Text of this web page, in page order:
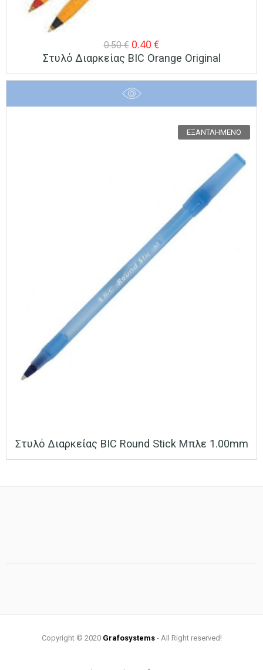
0.50€ Original
price
was:
0.50 €.
0.40 €Η
τρέχουσα
τιμή
Στυλό Διαρκείας BIC Orange Original
ΕΞΑΝΤΛΗΜΈΝΟ
Στυλό Διαρκείας BIC Round Stick Μπλε 1.00mm
Copyright © 2020 Grafosystems- All Right reserved!